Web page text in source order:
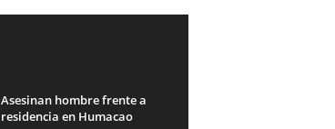
Asesinan hombre frente a
residencia en Humacao